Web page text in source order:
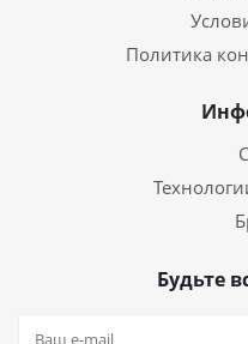
Политика
Будьте